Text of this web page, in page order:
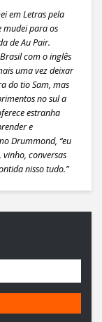
em Letras pela
mudei para os
de Au Pair.
com o inglês
uma vez deixar
do tio Sam, mas
no sul a
estranha
e
Drummond, “eu
vinho, conversas
nisso tudo.”